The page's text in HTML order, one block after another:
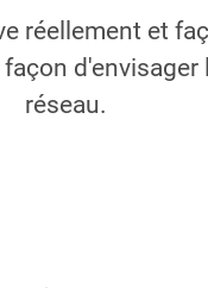
réellement et
d'envisager
réseau.